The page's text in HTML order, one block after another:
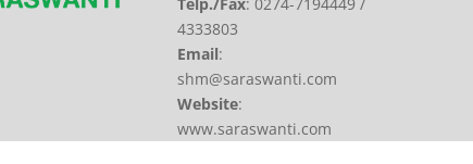
4333803
Email:
shm@saraswanti.com
Website:
www.saraswanti.com